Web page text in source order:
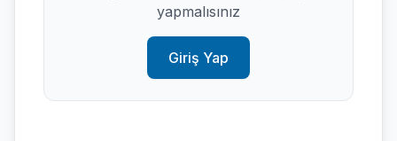
yapmalısınız
Giriş Yap